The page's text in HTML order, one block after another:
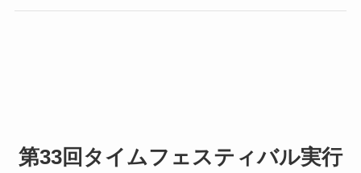
第33回タイムフェスティバル実行